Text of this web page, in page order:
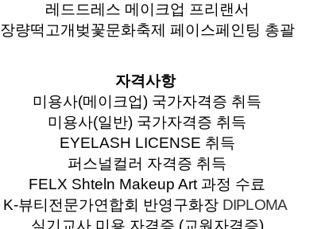
레드드레스 메이크업 프리랜서
장량떡고개벚꽃문화축제 페이스페인팅 총괄
자격사항
미용사(메이크업) 국가자격증 취득
미용사(일반) 국가자격증 취득
EYELASH LICENSE 취득
퍼스널컬러 자격증 취득
FELX Shteln Makeup Art 과정 수료
K-뷰티전문가연합회 반영구화장 DIPLOMA
실기교사 미용 자격증 (교원자격증)